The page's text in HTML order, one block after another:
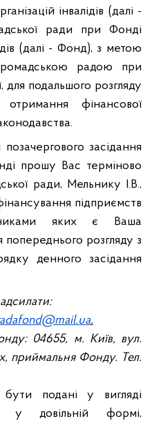
інвалідів (далі -
ради при Фонді
(далі - Фонд), з метою
радою при
для подальшого розгляду
фінансової
засідання
прошу Вас терміново
ради, Мельнику І.В.,
підприємств
яких є Ваша
попереднього розгляду з
денного засідання
.
04655, м. Київ, вул.
приймальня Фонду. Тел.
подані у вигляді
у довільній формі,